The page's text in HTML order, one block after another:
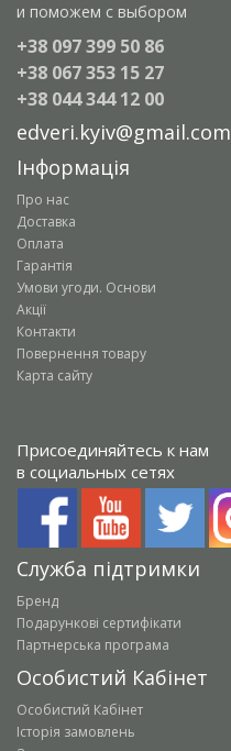
и поможем с выбором
+38 097 399 50 86
+38 067 353 15 27
+38 044 344 12 00
edveri.kyiv@gmail.com
Інформація
Про нас
Доставка
Оплата
Гарантія
Умови угоди. Основи
Акції
Контакти
Повернення товару
Карта сайту
Присоединяйтесь к нам
в социальных сетях
Служба підтримки
Бренд
Подарункові сертифікати
Партнерська програма
Особистий Кабінет
Особистий Кабінет
Історія замовлень